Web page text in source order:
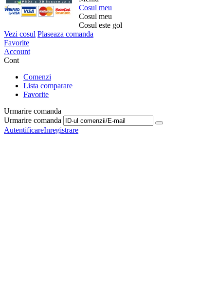
Cosul meu
Cosul meu
Cosul este gol
Vezi cosul Plaseaza comanda
Favorite
Account
Cont
Comenzi
Lista comparare
Favorite
Urmarire comanda
Urmarire comanda
AutentificareInregistrare